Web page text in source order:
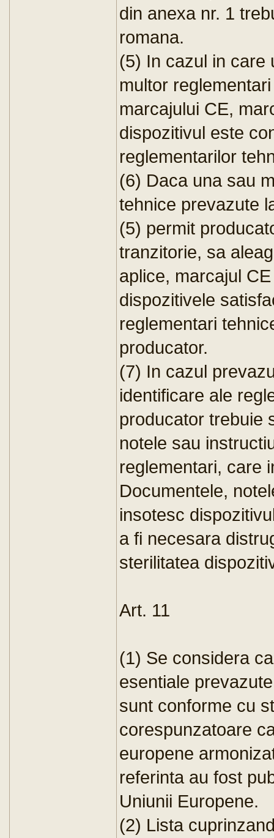
din anexa nr. 1
romana.
(5) In cazul in care
multor
marcajului CE,
dispozitivul este
reglementarilor
(6) Daca una sau
tehnice prevazute
(5) permit
tranzitorie, sa
aplice, marcajul
dispozitivele
reglementari
producator.
(7) In cazul
identificare ale
producator trebuie
notele sau
reglementari, care
Documentele,
insotesc
a fi necesara
sterilitatea
Art. 11
(1) Se considera
esentiale
sunt conforme cu
corespunzatoare
europene
referinta au fost
Uniunii Europene.
(2) Lista